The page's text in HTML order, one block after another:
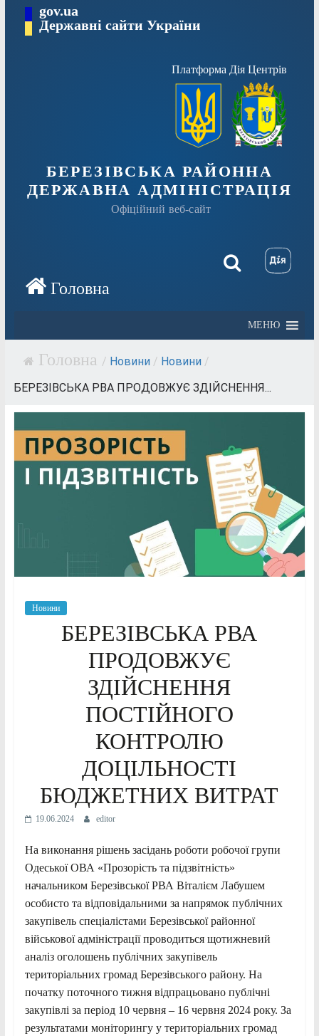
Перейтиgov.ua
Державні сайти України
Платформа Дія Центрів
БЕРЕЗІВСЬКА РАЙОННА
ДЕРЖАВНА АДМІНІСТРАЦІЯ
Офіційний веб-сайт
МЕНЮ
/ Новини / Новини /
БЕРЕЗІВСЬКА РВА ПРОДОВЖУЄ ЗДІЙСНЕННЯ...
Новини
БЕРЕЗІВСЬКА РВА
ПРОДОВЖУЄ
ЗДІЙСНЕННЯ
ПОСТІЙНОГО
КОНТРОЛЮ
ДОЦІЛЬНОСТІ
БЮДЖЕТНИХ ВИТРАТ
19.06.2024 editor
На виконання рішень засідань роботи робочої групи
Одеської ОВА «Прозорість та підзвітність»
начальником Березівської РВА Віталієм Лабушем
особисто та відповідальними за напрямок публічних
закупівель спеціалістами Березівської районної
військової адміністрації проводиться щотижневий
аналіз оголошень публічних закупівель
територіальних громад Березівського району. На
початку поточного тижня відпрацьовано публічні
закупівлі за період 10 червня – 16 червня 2024 року. За
результатами моніторингу у територіальних громад